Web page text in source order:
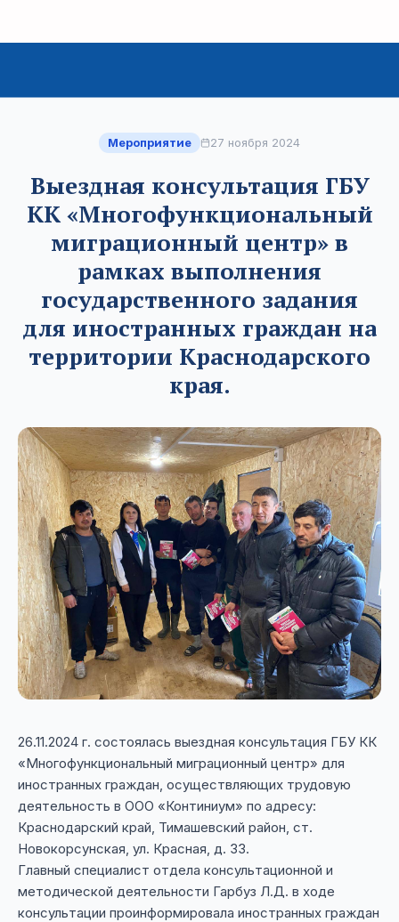
Мероприятие 27 ноября 2024
Выездная консультация ГБУ
КК «Многофункциональный
миграционный центр» в
рамках выполнения
государственного задания
для иностранных граждан на
территории Краснодарского
края.
26.11.2024 г. состоялась выездная консультация ГБУ КК
«Многофункциональный миграционный центр» для
иностранных граждан, осуществляющих трудовую
деятельность в ООО «Континиум» по адресу:
Краснодарский край, Тимашевский район, ст.
Новокорсунская, ул. Красная, д. 33.
Главный специалист отдела консультационной и
методической деятельности Гарбуз Л.Д. в ходе
консультации проинформировала иностранных граждан